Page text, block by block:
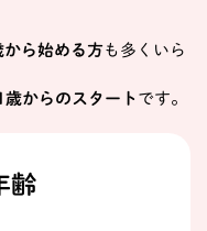
から始める方も多くいら
からのスタート です。
齢